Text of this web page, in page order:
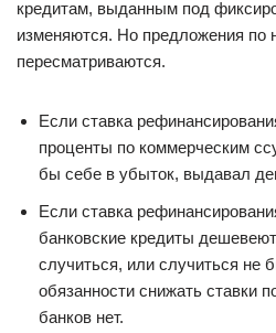
кредитам, выданным под
изменяются. Но предложения
пересматриваются.
Если ставка
проценты по коммерческим
бы себе в убыток, выдавал
Если ставка
банковские кредиты
случиться, или случиться не
обязанности снижать ставки
банков нет.